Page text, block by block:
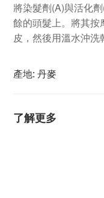
將染髮劑(A)與活化
餘的頭髮上。將其
皮，然後用溫水沖洗
產地: 丹麥
了解更多